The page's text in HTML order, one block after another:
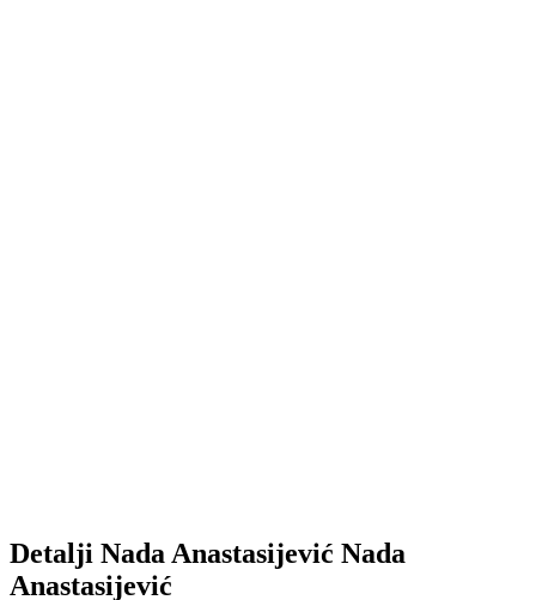
Detalji Nada Anastasijević Nada
Anastasijević